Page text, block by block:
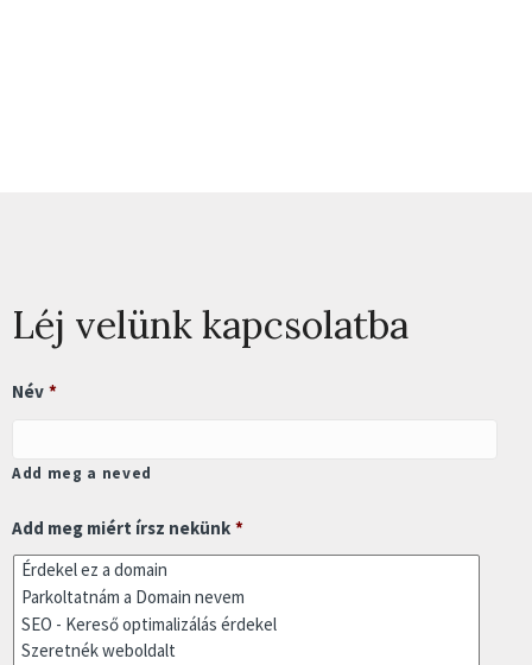
Léj velünk kapcsolatba
Név *
Add meg a neved
Add meg miért írsz nekünk *